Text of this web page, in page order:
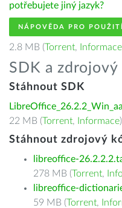
potřebujete jiný jazyk?
NÁPOVĚDA PRO
2.8 MB (Torrent, Informace
SDK a zdrojový
Stáhnout SDK
22 MB (Torrent, Informace)
Stáhnout zdrojový
libreoffice-
278 MB (Torrent,
libreoffice-
59 MB (Torrent,